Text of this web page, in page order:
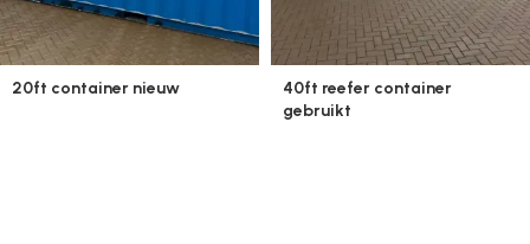
20ft container nieuw
40ft reefer container
gebruikt